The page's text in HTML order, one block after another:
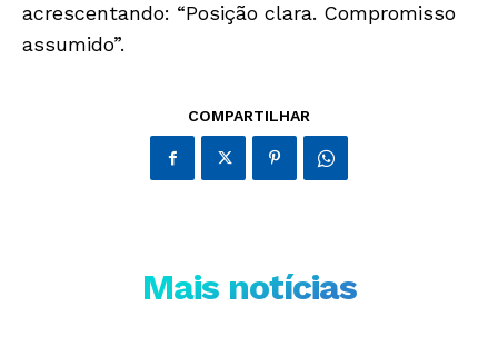
acrescentando: “Posição clara. Compromisso
assumido”.
COMPARTILHAR
Mais notícias